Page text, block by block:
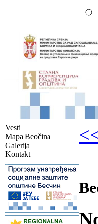
Vesti
Mapa Beočina
Galerija
Kontakt
-
-